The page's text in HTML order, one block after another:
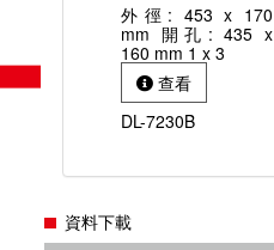
外徑: 453 x 170
mm 開孔: 435 x
160 mm 1 x 3
查看
DL-7230B
資料下載